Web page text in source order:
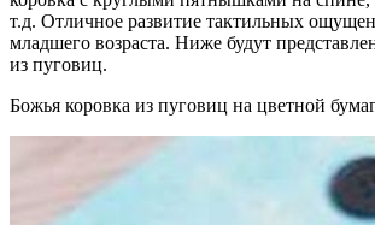
т.д. Отличное развитие тактильных
младшего возраста. Ниже будут
из пуговиц.
Божья коровка из пуговиц на цветной